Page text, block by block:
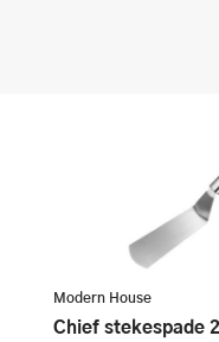
Modern House
Chief stekespade